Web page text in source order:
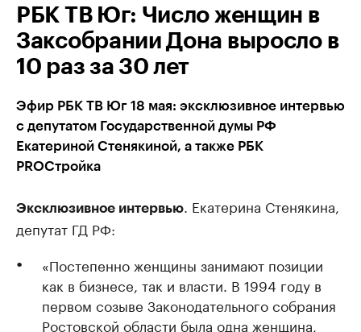
РБК ТВ Юг: Число женщин в
Заксобрании Дона выросло в
10 раз за 30 лет
Эфир РБК ТВ Юг 18 мая: эксклюзивное интервью
с депутатом Государственной думы РФ
Екатериной Стенякиной, а также РБК
PROСтройка
Эксклюзивное интервью
. Екатерина Стенякина,
депутат ГД РФ:
«Постепенно женщины занимают позиции
как в бизнесе, так и власти. В 1994 году в
первом созыве Законодательного собрания
Ростовской области была одна женщина,